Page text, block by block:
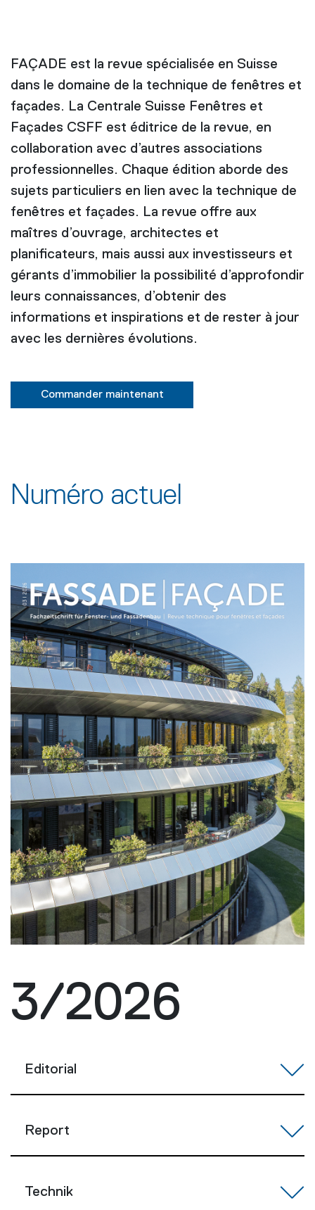
FAÇADE est la revue spécialisée en Suisse
dans le domaine de la technique de fenêtres et
façades. La Centrale Suisse Fenêtres et
Façades CSFF est éditrice de la revue, en
collaboration avec d’autres associations
professionnelles. Chaque édition aborde des
sujets particuliers en lien avec la technique de
fenêtres et façades. La revue offre aux
maîtres d’ouvrage, architectes et
planificateurs, mais aussi aux investisseurs et
gérants d’immobilier la possibilité d’approfondir
leurs connaissances, d’obtenir des
informations et inspirations et de rester à jour
avec les dernières évolutions.
Commander maintenant
Numéro actuel
3/2026
Editorial
Report
Technik